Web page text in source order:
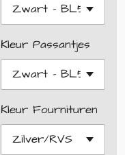
Kleur Passantjes
Kleur Fournituren